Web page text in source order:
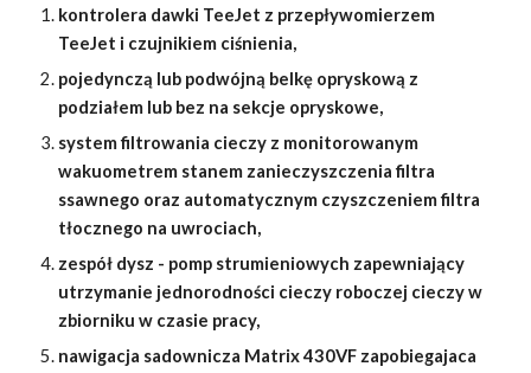
kontrolera dawki TeeJet z przepływomierzem
TeeJet i czujnikiem ciśnienia,
pojedynczą lub podwójną belkę opryskową z
podziałem lub bez na sekcje opryskowe,
system filtrowania cieczy z monitorowanym
wakuometrem stanem zanieczyszczenia filtra
ssawnego oraz automatycznym czyszczeniem filtra
tłocznego na uwrociach,
zespół dysz - pomp strumieniowych zapewniający
utrzymanie jednorodności cieczy roboczej cieczy w
zbiorniku w czasie pracy,
nawigacja sadownicza Matrix 430VF zapobiegajaca